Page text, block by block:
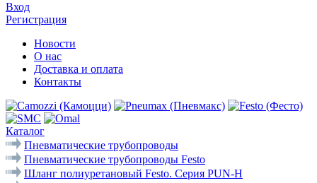
Вход
Регистрация
Новости
О нас
Доставка и оплата
Контакты
Каталог
Пневматические трубопроводы
Пневматические трубопроводы Festo
Шланг полиуретановый Festo. Серия PUN-Н